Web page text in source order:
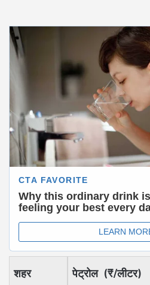
शहर पेट्रोल (₹/लीटर)